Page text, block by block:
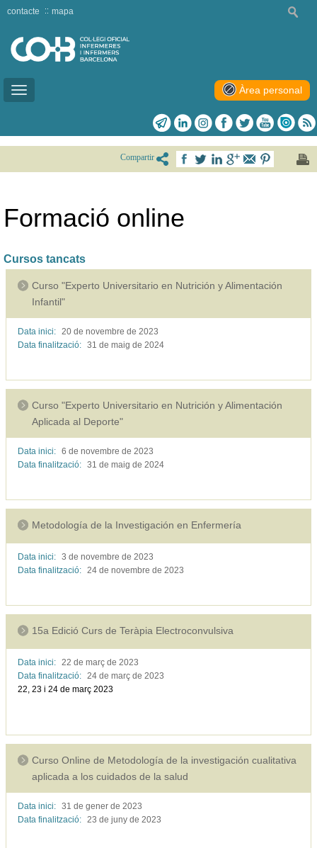
Toggle
contacte mapa
Àrea personal
Compartir
Formació online
Cursos tancats
Curso "Experto Universitario en Nutrición y Alimentación
Infantil"
Data inici: 20 de novembre de 2023
Data finalització: 31 de maig de 2024
Curso "Experto Universitario en Nutrición y Alimentación
Aplicada al Deporte"
Data inici: 6 de novembre de 2023
Data finalització: 31 de maig de 2024
Metodología de la Investigación en Enfermería
Data inici: 3 de novembre de 2023
Data finalització: 24 de novembre de 2023
15a Edició Curs de Teràpia Electroconvulsiva
Data inici: 22 de març de 2023
Data finalització: 24 de març de 2023
22, 23 i 24 de març 2023
Curso Online de Metodología de la investigación cualitativa
aplicada a los cuidados de la salud
Data inici: 31 de gener de 2023
Data finalització: 23 de juny de 2023